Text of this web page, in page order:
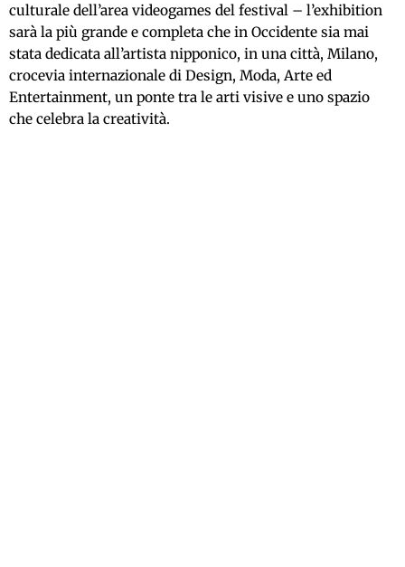
culturale dell’area videogames del festival – l’exhibition
sarà la più grande e completa che in Occidente sia mai
stata dedicata all’artista nipponico, in una città, Milano,
crocevia internazionale di Design, Moda, Arte ed
Entertainment, un ponte tra le arti visive e uno spazio
che celebra la creatività.